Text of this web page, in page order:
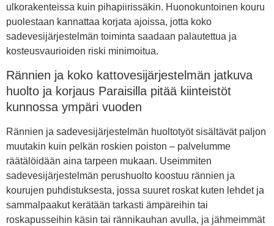
ulkorakenteissa kuin pihapiirissäkin. Huonokuntoinen kouru
puolestaan kannattaa korjata ajoissa, jotta koko
sadevesijärjestelmän toiminta saadaan palautettua ja
kosteusvaurioiden riski minimoitua.
Rännien ja koko kattovesijärjestelmän jatkuva
huolto ja korjaus Paraisilla pitää kiinteistöt
kunnossa ympäri vuoden
Rännien ja sadevesijärjestelmän huoltotyöt sisältävät paljon
muutakin kuin pelkän roskien poiston – palvelumme
räätälöidään aina tarpeen mukaan. Useimmiten
sadevesijärjestelmän perushuolto koostuu rännien ja
kourujen puhdistuksesta, jossa suuret roskat kuten lehdet ja
sammalpaakut kerätään tarkasti ämpäreihin tai
roskapusseihin käsin tai rännikauhan avulla, ja jähmeimmät